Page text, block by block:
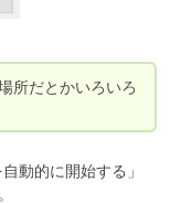
所だとかいろいろ
動的に開始する」